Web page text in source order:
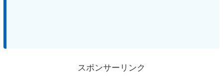
スポンサーリンク